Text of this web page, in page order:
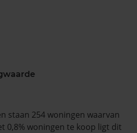
08:00 -18:00
staan 254 woningen waarvan
0,8% woningen te koop ligt dit